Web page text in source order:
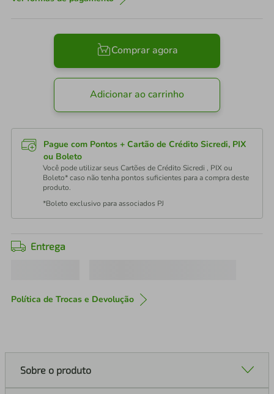
Comprar agora
Adicionar ao carrinho
Pague com Pontos + Cartão de Crédito Sicredi, PIX
ou Boleto
Você pode utilizar seus Cartões de Crédito Sicredi , PIX ou
Boleto* caso não tenha pontos suficientes para a compra deste
produto.
*Boleto exclusivo para associados PJ
Entrega
Política de Trocas e Devolução
Sobre o produto